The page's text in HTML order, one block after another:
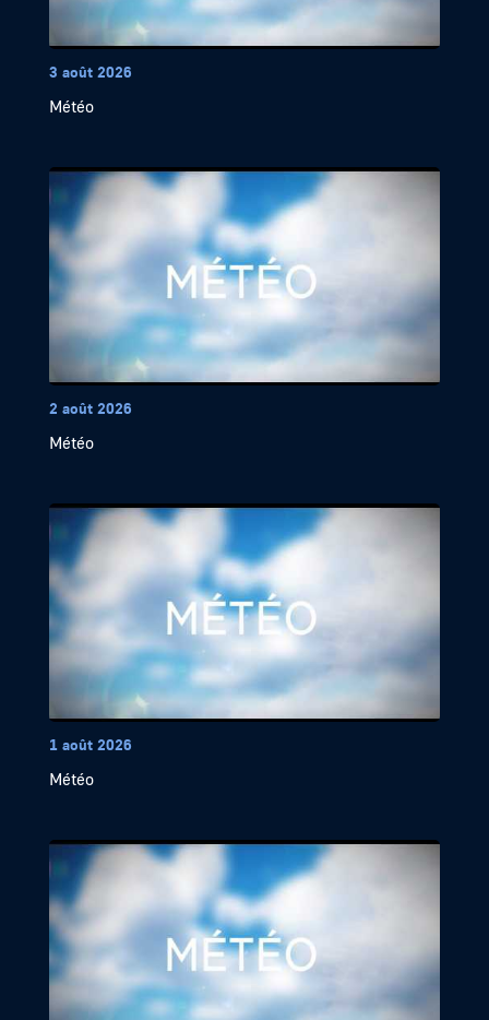
3 août 2026
Météo
2 août 2026
Météo
1 août 2026
Météo